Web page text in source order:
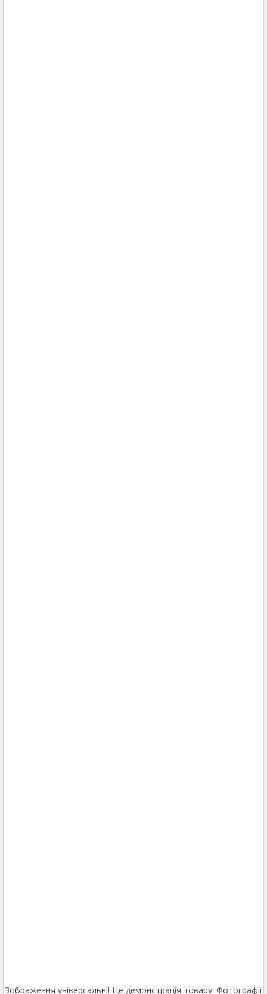
Зображення універсальні! Це демонстрація товару. Фотографії